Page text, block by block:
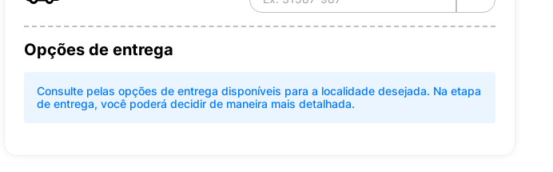
Opções de entrega
Consulte pelas opções de entrega disponíveis para a localidade desejada. Na etapa
de entrega, você poderá decidir de maneira mais detalhada.